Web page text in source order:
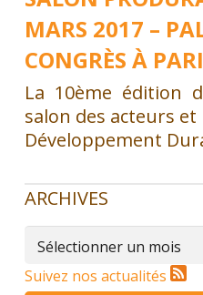
MARS 2017 –
CONGRÈS À
La 10ème édition
salon des acteurs
Développement
ARCHIVES
Archives
Suivez nos actualités